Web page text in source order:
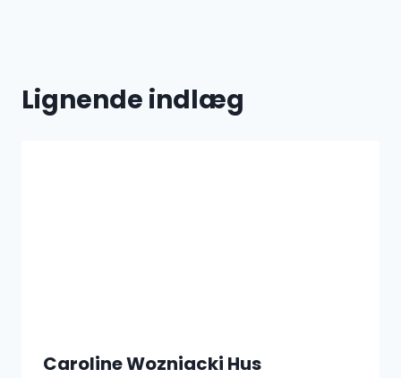
Lignende indlæg
Caroline Wozniacki Hus